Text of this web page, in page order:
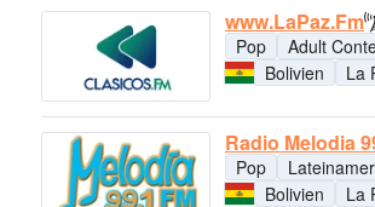
www.LaPaz.Fm
Pop
Adult
Bolivien
La
Radio Melodia
Pop
Bolivien
La